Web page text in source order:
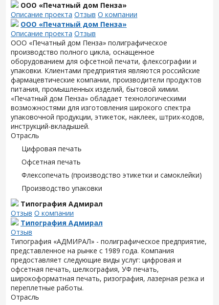
ООО «Печатный дом Пенза»
Описание проекта Отзыв О компании
ООО «Печатный дом Пенза»
Описание проекта Отзыв
ООО «Печатный дом Пенза» полиграфическое
производство полного цикла, оснащенное
оборудованием для офсетной печати, флексографии и
упаковки. Клиентами предприятия являются российские
фармацевтические компании, производители продуктов
питания, промышленных изделий, бытовой химии.
«Печатный дом Пенза» обладает технологическими
возможностями для изготовления широкого спектра
упаковочной продукции, этикеток, наклеек, штрих-кодов,
инструкций-вкладышей.
Отрасль
Цифровая печать
Офсетная печать
Флексопечать (производство этикетки и самоклейки)
Производство упаковки
Типография Адмирал
Отзыв О компании
Типография Адмирал
Отзыв
Типография «АДМИРАЛ» - полиграфическое предприятие,
представленное на рынке с 1989 года. Компания
предоставляет следующие виды услуг: цифровая и
офсетная печать, шелкография, УФ печать,
широкоформатная печать, ризография, лазерная резка и
переплетные работы.
Отрасль